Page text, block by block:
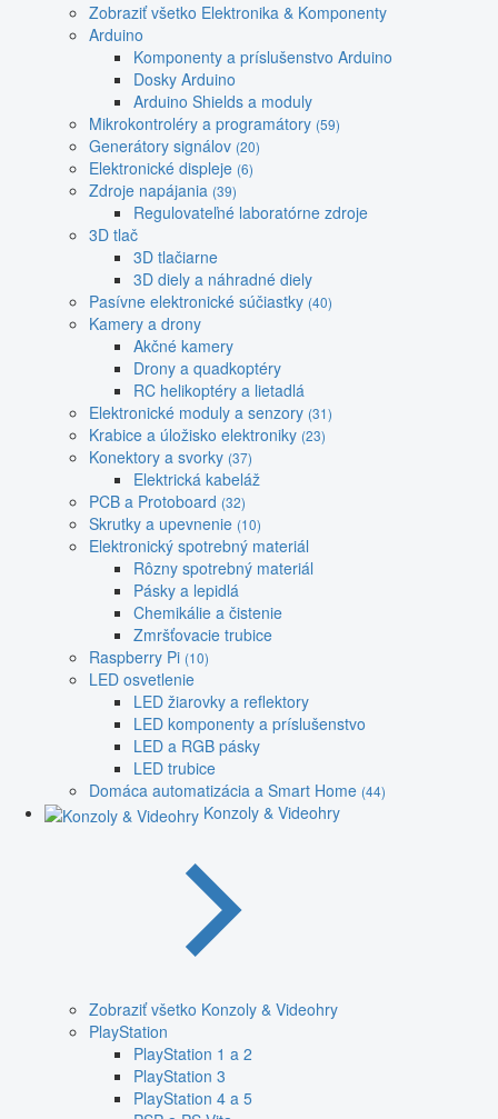
Zobraziť všetko Elektronika & Komponenty
Arduino
Komponenty a príslušenstvo Arduino
Dosky Arduino
Arduino Shields a moduly
Mikrokontroléry a programátory (59)
Generátory signálov (20)
Elektronické displeje (6)
Zdroje napájania (39)
Regulovateľné laboratórne zdroje
3D tlač
3D tlačiarne
3D diely a náhradné diely
Pasívne elektronické súčiastky (40)
Kamery a drony
Akčné kamery
Drony a quadkoptéry
RC helikoptéry a lietadlá
Elektronické moduly a senzory (31)
Krabice a úložisko elektroniky (23)
Konektory a svorky (37)
Elektrická kabeláž
PCB a Protoboard (32)
Skrutky a upevnenie (10)
Elektronický spotrebný materiál
Rôzny spotrebný materiál
Pásky a lepidlá
Chemikálie a čistenie
Zmršťovacie trubice
Raspberry Pi (10)
LED osvetlenie
LED žiarovky a reflektory
LED komponenty a príslušenstvo
LED a RGB pásky
LED trubice
Domáca automatizácia a Smart Home (44)
Konzoly & Videohry
Zobraziť všetko Konzoly & Videohry
PlayStation
PlayStation 1 a 2
PlayStation 3
PlayStation 4 a 5